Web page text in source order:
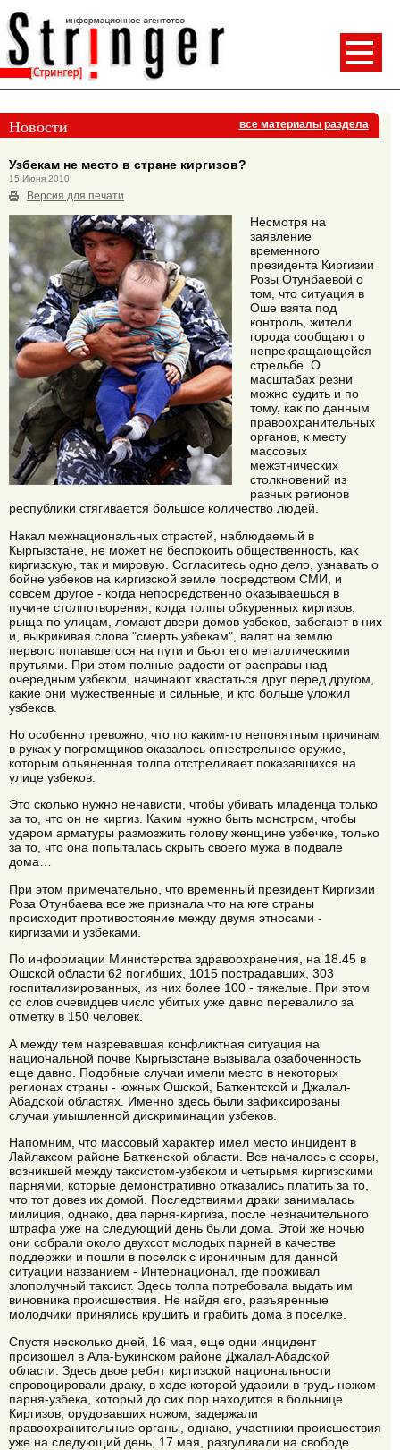
Новости все материалы раздела
Узбекам не место в стране киргизов?
15 Июня 2010
Версия для печати
Несмотря на
заявление
временного
президента Киргизии
Розы Отунбаевой о
том, что ситуация в
Оше взята под
контроль, жители
города сообщают о
непрекращающейся
стрельбе. О
масштабах резни
можно судить и по
тому, как по данным
правоохранительных
органов, к месту
массовых
межэтнических
столкновений из
разных регионов
республики стягивается большое количество людей.
Накал межнациональных страстей, наблюдаемый в
Кыргызстане, не может не беспокоить общественность, как
киргизскую, так и мировую. Согласитесь одно дело, узнавать о
бойне узбеков на киргизской земле посредством СМИ, и
совсем другое - когда непосредственно оказываешься в
пучине столпотворения, когда толпы обкуренных киргизов,
рыща по улицам, ломают двери домов узбеков, забегают в них
и, выкрикивая слова "смерть узбекам", валят на землю
первого попавшегося на пути и бьют его металлическими
прутьями. При этом полные радости от расправы над
очередным узбеком, начинают хвастаться друг перед другом,
какие они мужественные и сильные, и кто больше уложил
узбеков.
Но особенно тревожно, что по каким-то непонятным причинам
в руках у погромщиков оказалось огнестрельное оружие,
которым опьяненная толпа отстреливает показавшихся на
улице узбеков.
Это сколько нужно ненависти, чтобы убивать младенца только
за то, что он не киргиз. Каким нужно быть монстром, чтобы
ударом арматуры размозжить голову женщине узбечке, только
за то, что она попыталась скрыть своего мужа в подвале
дома…
При этом примечательно, что временный президент Киргизии
Роза Отунбаева все же признала что на юге страны
происходит противостояние между двумя этносами -
киргизами и узбеками.
По информации Министерства здравоохранения, на 18.45 в
Ошской области 62 погибших, 1015 пострадавших, 303
госпитализированных, из них более 100 - тяжелые. При этом
со слов очевидцев число убитых уже давно перевалило за
отметку в 150 человек.
А между тем назревавшая конфликтная ситуация на
национальной почве Кыргызстане вызывала озабоченность
еще давно. Подобные случаи имели место в некоторых
регионах страны - южных Ошской, Баткентской и Джалал-
Абадской областях. Именно здесь были зафиксированы
случаи умышленной дискриминации узбеков.
Напомним, что массовый характер имел место инцидент в
Лайлаксом районе Баткенской области. Все началось с ссоры,
возникшей между таксистом-узбеком и четырьмя киргизскими
парнями, которые демонстративно отказались платить за то,
что тот довез их домой. Последствиями драки занималась
милиция, однако, два парня-киргиза, после незначительного
штрафа уже на следующий день были дома. Этой же ночью
они собрали около двухсот молодых парней в качестве
поддержки и пошли в поселок с ироничным для данной
ситуации названием - Интернационал, где проживал
злополучный таксист. Здесь толпа потребовала выдать им
виновника происшествия. Не найдя его, разъяренные
молодчики принялись крушить и грабить дома в поселке.
Спустя несколько дней, 16 мая, еще одни инцидент
произошел в Ала-Букинском районе Джалал-Абадской
области. Здесь двое ребят киргизской национальности
спровоцировали драку, в ходе которой ударили в грудь ножом
парня-узбека, который до сих пор находится в больнице.
Киргизов, орудовавших ножом, задержали
правоохранительные органы, однако, участники происшествия
уже на следующий день, 17 мая, разгуливали на свободе.